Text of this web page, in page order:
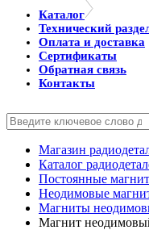
Каталог
Технический
Оплата и доставка
Сертификаты
Обратная связь
Контакты
Магазин
Каталог
Постоянные
Неодимовые
Магниты
Магнит